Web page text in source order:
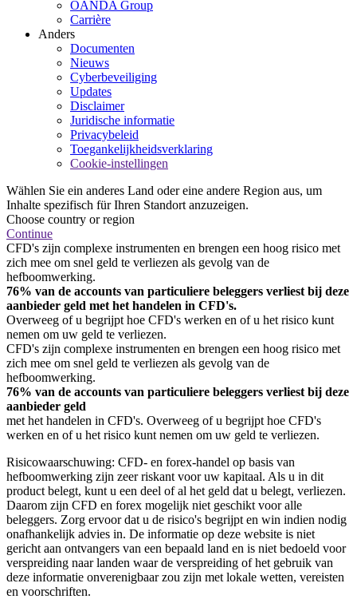
OANDA Group
Carrière
Anders
Documenten
Nieuws
Cyberbeveiliging
Updates
Disclaimer
Juridische informatie
Privacybeleid
Toegankelijkheidsverklaring
Cookie-instellingen
Wählen Sie ein anderes Land oder eine andere Region aus, um
Inhalte spezifisch für Ihren Standort anzuzeigen.
Choose country or region
Continue
CFD's zijn complexe instrumenten en brengen een hoog risico met
zich mee om snel geld te verliezen als gevolg van de
hefboomwerking.
76% van de accounts van particuliere beleggers verliest bij deze
aanbieder geld met het handelen in CFD's.
Overweeg of u begrijpt hoe CFD's werken en of u het risico kunt
nemen om uw geld te verliezen.
CFD's zijn complexe instrumenten en brengen een hoog risico met
zich mee om snel geld te verliezen als gevolg van de
hefboomwerking.
76% van de accounts van particuliere beleggers verliest bij deze
aanbieder geld
met het handelen in CFD's. Overweeg of u begrijpt hoe CFD's
werken en of u het risico kunt nemen om uw geld te verliezen.
Risicowaarschuwing: CFD- en forex-handel op basis van
hefboomwerking zijn zeer riskant voor uw kapitaal. Als u in dit
product belegt, kunt u een deel of al het geld dat u belegt, verliezen.
Daarom zijn CFD en forex mogelijk niet geschikt voor alle
beleggers. Zorg ervoor dat u de risico's begrijpt en win indien nodig
onafhankelijk advies in. De informatie op deze website is niet
gericht aan ontvangers van een bepaald land en is niet bedoeld voor
verspreiding naar landen waar de verspreiding of het gebruik van
deze informatie onverenigbaar zou zijn met lokale wetten, vereisten
en voorschriften.